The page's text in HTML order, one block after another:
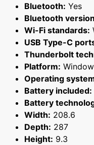
Bluetooth: Yes
Bluetooth
Wi-Fi standards:
USB Type-C
Thunderbolt
Platform:
Operating
Battery included:
Battery
Width: 208.6
Depth: 287
Height: 9.3